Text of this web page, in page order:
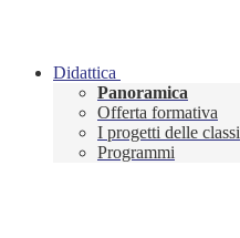
Didattica
Panoramica
Offerta formativa
I progetti delle classi
Programmi